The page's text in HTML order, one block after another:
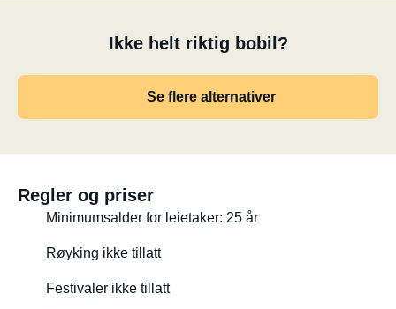
Ikke helt riktig bobil?
Se flere alternativer
Regler og priser
Minimumsalder for leietaker: 25 år
Røyking ikke tillatt
Festivaler ikke tillatt